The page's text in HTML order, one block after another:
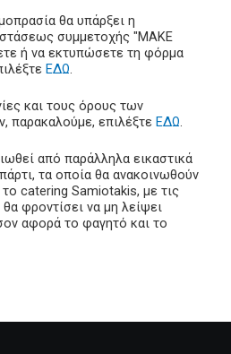
θα υπάρξει η
συμμετοχής "MAKE
ή να εκτυπώσετε τη φόρμα
ΕΔΩ.
και τους όρους των
παρακαλούμε, επιλέξτε ΕΔΩ.
από παράλληλα εικαστικά
τα οποία θα ανακοινωθούν
catering Samiotakis, με τις
φροντίσει να μη λείψει
αφορά το φαγητό και το